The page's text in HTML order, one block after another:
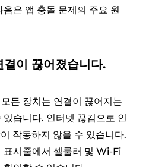
은 앱 충돌 문제의 주요 원
결이 끊어졌습니다.
든 장치는 연결이 끊어지는
있습니다. 인터넷 끊김으로 인
작동하지 않을 수 있습니다.
표시줄에서 셀룰러 및 Wi-Fi